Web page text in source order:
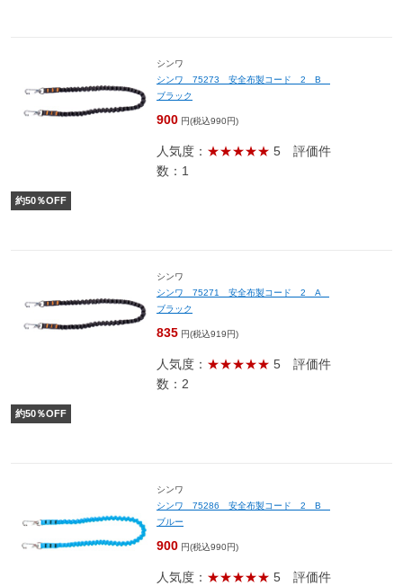
シンワ
シンワ 75273 安全布製コード 2 B
ブラック
900 円(税込990円)
人気度： ★★★★★ 5 評価件
数：1
約50％OFF
シンワ
シンワ 75271 安全布製コード 2 A
ブラック
835 円(税込919円)
人気度： ★★★★★ 5 評価件
数：2
約50％OFF
シンワ
シンワ 75286 安全布製コード 2 B
ブルー
900 円(税込990円)
人気度： ★★★★★ 5 評価件